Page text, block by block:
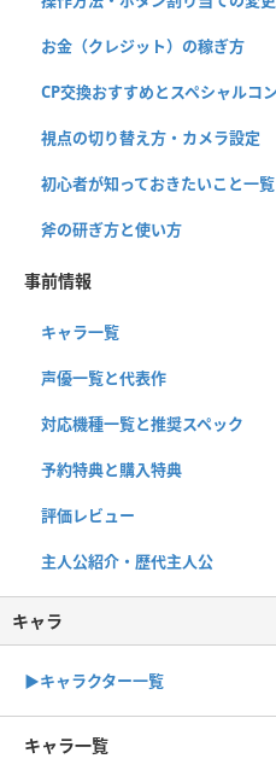
お金（クレジット）の稼ぎ方
CP交換おすすめとスペシャルコ
視点の切り替え方・カメラ設定
初心者が知っておきたいこと一覧
斧の研ぎ方と使い方
事前情報
キャラ一覧
声優一覧と代表作
対応機種一覧と推奨スペック
予約特典と購入特典
評価レビュー
主人公紹介・歴代主人公
キャラ
▶キャラクター一覧
キャラ一覧